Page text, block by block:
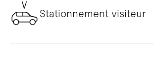
Stationnement visiteur